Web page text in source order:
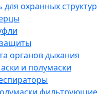
для охранных структур
органов дыхания
и полумаски